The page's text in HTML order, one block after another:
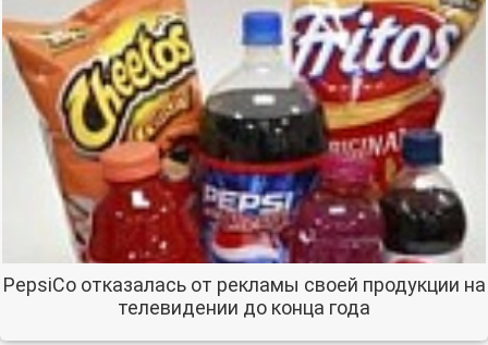
PepsiCo отказалась от рекламы своей продукции на
телевидении до конца года